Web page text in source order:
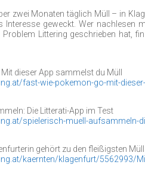
zwei Monaten täglich Müll – in
Interesse geweckt. Wer nachlesen
Littering geschrieben hat,
dieser App sammelst du Müll
fast-wie-pokemon-go-mit-
Die Litterati-App im Test
spielerisch-muell-aufsammeln-
gehört zu den fleißigsten
kaernten/klagenfurt/5562993/